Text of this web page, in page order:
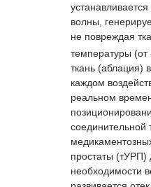
волны,
не повреждая
температуры
ткань (аблация)
каждом
реальном
соединительной
простаты
необходимости